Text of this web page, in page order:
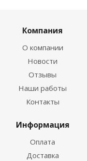
Компания
О компании
Новости
Отзывы
Наши работы
Контакты
Информация
Оплата
Доставка